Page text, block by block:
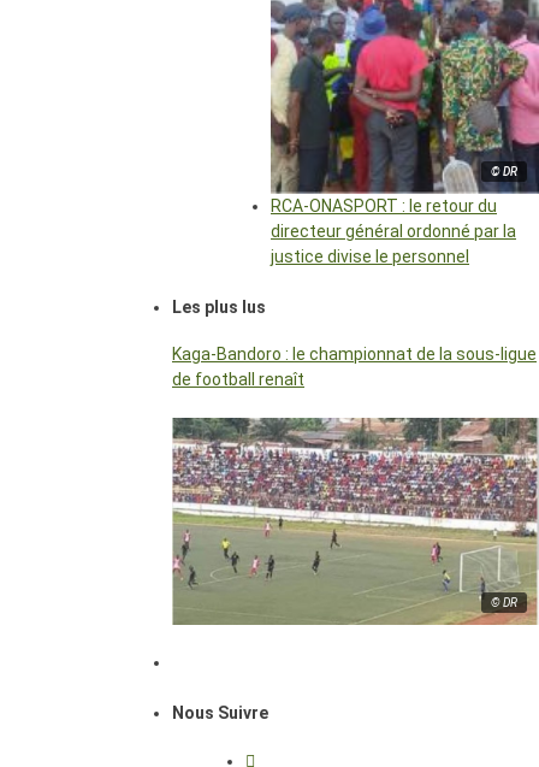
© DR
RCA-ONASPORT : le retour du
directeur général ordonné par la
justice divise le personnel
Les plus lus
Kaga-Bandoro : le championnat de la sous-ligue
de football renaît
© DR
Nous Suivre